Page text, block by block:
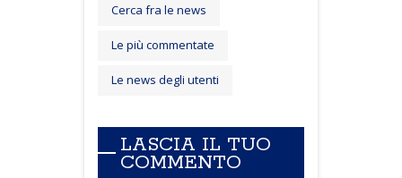
Cerca fra le news
Le più commentate
Le news degli utenti
LASCIA IL TUO
COMMENTO